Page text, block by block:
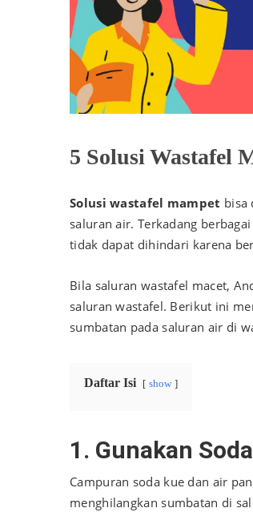
5 Solusi Wastafel
Solusi wastafel mampet bisa
saluran air. Terkadang
tidak dapat dihindari karena
Bila saluran wastafel macet,
saluran wastafel. Berikut ini
sumbatan pada saluran air di
Daftar Isi show
1. Gunakan
Campuran soda kue dan air
menghilangkan sumbatan di